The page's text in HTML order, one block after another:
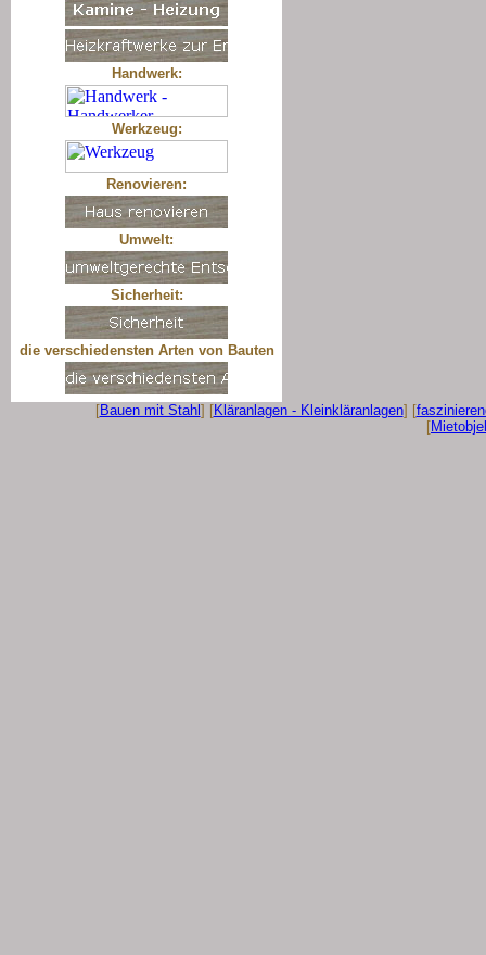
Handwerk:
Werkzeug:
Renovieren:
Umwelt:
Sicherheit:
die verschiedensten Arten von Bauten
[Bauen mit Stahl ] [Kläranlagen - Kleinkläranlagen] [
[